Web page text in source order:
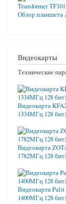
Обзор планшета
Видеокарты
Технические
Видеокарта
1334МГц 128 бит)
Видеокарта
1782МГц 128 бит)
Видеокарта
1400МГц 128 бит)